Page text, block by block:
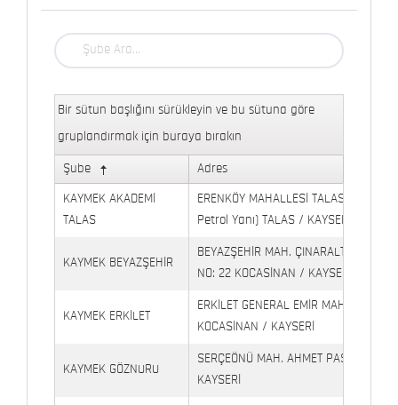
Bir sütun başlığını sürükleyin ve bu sütuna göre
gruplandırmak için buraya bırakın
Şube Adres
KAYMEK AKADEMİ
TALAS
ERENKÖY MAHALLESİ TALAS
Petrol Yanı) TALAS / KAYSERİ
KAYMEK BEYAZŞEHİR
BEYAZŞEHİR MAH. ÇINARALTI
NO: 22 KOCASİNAN / KAYSERİ
KAYMEK ERKİLET
ERKİLET GENERAL EMİR MAH.
KOCASİNAN / KAYSERİ
KAYMEK GÖZNURU
SERÇEÖNÜ MAH. AHMET PAŞA CAD.
KAYSERİ